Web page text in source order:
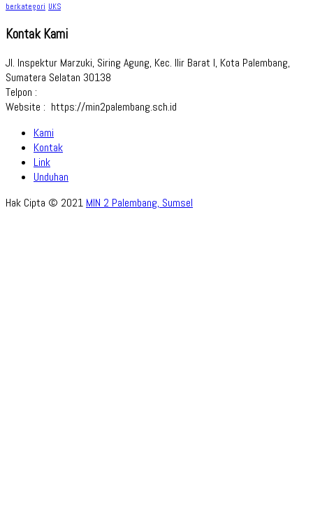
berkategori UKS
Kontak Kami
Jl. Inspektur Marzuki, Siring Agung, Kec. Ilir Barat I, Kota Palembang,
Sumatera Selatan 30138
Telpon :
Website : https://min2palembang.sch.id
Kami
Kontak
Link
Unduhan
Hak Cipta © 2021 MIN 2 Palembang, Sumsel